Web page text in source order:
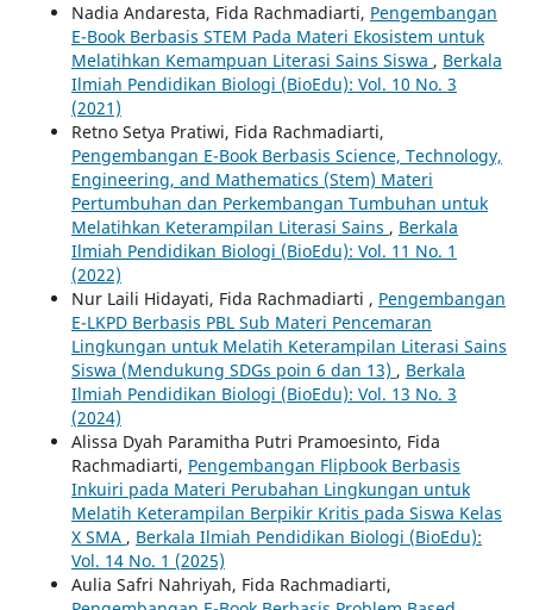
Nadia Andaresta, Fida Rachmadiarti, Pengembangan
E-Book Berbasis STEM Pada Materi Ekosistem untuk
Melatihkan Kemampuan Literasi Sains Siswa , Berkala
Ilmiah Pendidikan Biologi (BioEdu): Vol. 10 No. 3
(2021)
Retno Setya Pratiwi, Fida Rachmadiarti,
Pengembangan E-Book Berbasis Science, Technology,
Engineering, and Mathematics (Stem) Materi
Pertumbuhan dan Perkembangan Tumbuhan untuk
Melatihkan Keterampilan Literasi Sains , Berkala
Ilmiah Pendidikan Biologi (BioEdu): Vol. 11 No. 1
(2022)
Nur Laili Hidayati, Fida Rachmadiarti , Pengembangan
E-LKPD Berbasis PBL Sub Materi Pencemaran
Lingkungan untuk Melatih Keterampilan Literasi Sains
Siswa (Mendukung SDGs poin 6 dan 13) , Berkala
Ilmiah Pendidikan Biologi (BioEdu): Vol. 13 No. 3
(2024)
Alissa Dyah Paramitha Putri Pramoesinto, Fida
Rachmadiarti, Pengembangan Flipbook Berbasis
Inkuiri pada Materi Perubahan Lingkungan untuk
Melatih Keterampilan Berpikir Kritis pada Siswa Kelas
X SMA , Berkala Ilmiah Pendidikan Biologi (BioEdu):
Vol. 14 No. 1 (2025)
Aulia Safri Nahriyah, Fida Rachmadiarti,